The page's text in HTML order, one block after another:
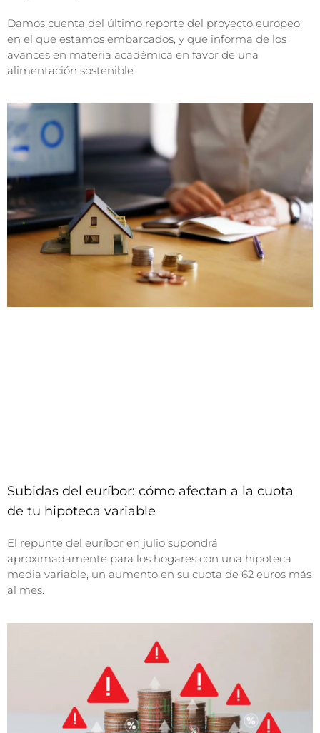
Damos cuenta del último reporte del proyecto europeo
en el que estamos embarcados, y que informa de los
avances en materia académica en favor de una
alimentación sostenible
Subidas del euríbor: cómo afectan a la cuota
de tu hipoteca variable
El repunte del euríbor en julio supondrá
aproximadamente para los hogares con una hipoteca
media variable, un aumento en su cuota de 62 euros más
al mes.